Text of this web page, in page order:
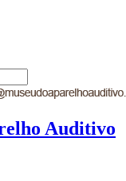
Auditivo